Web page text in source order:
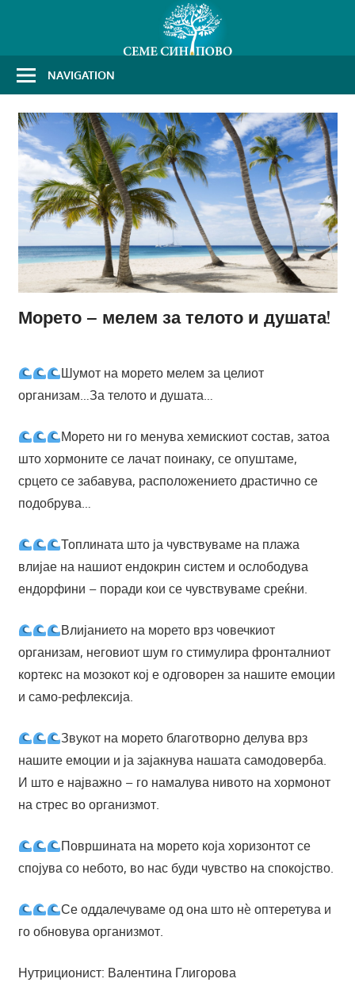
NAVIGATION
Морето – мелем за телото и душата!
Шумот на морето мелем за целиот
организам…За телото и душата…
Морето ни го менува хемискиот состав, затоа
што хормоните се лачат поинаку, се опуштаме,
срцето се забавува, расположението драстично се
подобрува…
Топлината што ја чувствуваме на плажа
влијае на нашиот ендокрин систем и ослободува
ендорфини – поради кои се чувствуваме среќни.
Влијанието на морето врз човечкиот
организам, неговиот шум го стимулира фронталниот
кортекс на мозокот кој е одговорен за нашите емоции
и само-рефлексија.
Звукот на морето благотворно делува врз
нашите емоции и ја зајакнува нашата самодоверба.
И што е најважно – го намалува нивото на хормонот
на стрес во организмот.
Површината на морето која хоризонтот се
спојува со небото, во нас буди чувство на спокојство.
Се оддалечуваме од она што нè оптеретува и
го обновува организмот.
Нутриционист: Валентина Глигорова